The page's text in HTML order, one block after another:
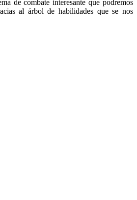
de combate interesante que podremos
al árbol de habilidades que se nos